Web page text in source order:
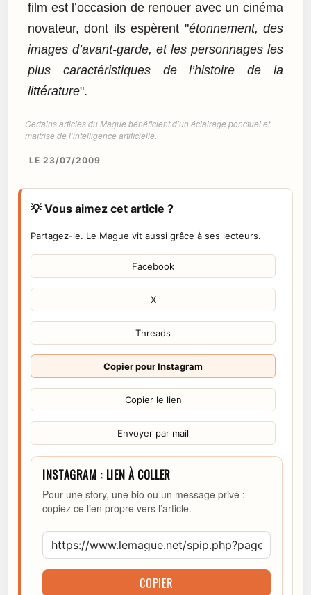
film est l’occasion de renouer avec un cinéma
novateur, dont ils espèrent "étonnement, des
images d’avant-garde, et les personnages les
plus caractéristiques de l’histoire de la
littérature".
Certains articles du Mague bénéficient d’un éclairage ponctuel et
maîtrisé de l’intelligence artificielle.
LE 23/07/2009
💡 Vous aimez cet article ?
Partagez-le. Le Mague vit aussi grâce à ses lecteurs.
Facebook
X
Threads
Copier pour Instagram
Copier le lien
Envoyer par mail
INSTAGRAM : LIEN À COLLER
Pour une story, une bio ou un message privé :
copiez ce lien propre vers l’article.
COPIER